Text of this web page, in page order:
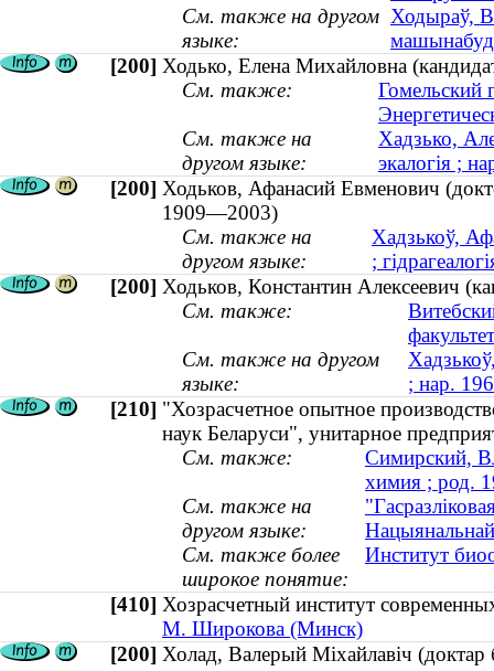
См. также на другом
языке:
Ходыраў,
[200] Ходько, Елена Михайловна
См. также:
Гомельский
См. также на
другом языке:
Хадзько,
экалогія ;
[200] Ходьков, Афанасий Евменович
1909—2003)
См. также на
другом языке:
Хадзькоў,
;
[200] Ходьков, Константин Алексеевич
См. также:
факультет
См. также на другом
языке:
; нар.
[210] "Хозрасчетное опытное
наук Беларуси", унитарное
См. также:
Симирский,
химия ; род.
См. также на
другом языке:
Нацыянальнай
См. также более
широкое понятие:
Институт
[410] Хозрасчетный институт
М. Широкова (Минск)
[200] Холад, Валерый Міхайлавіч